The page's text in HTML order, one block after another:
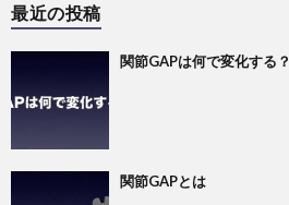
最近の投稿
関節GAPは何で変化する？
関節GAPとは